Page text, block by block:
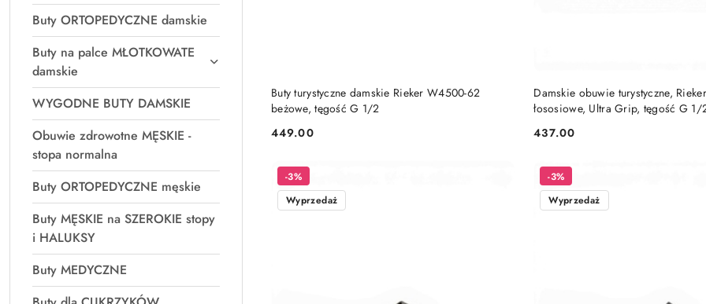
Buty ORTOPEDYCZNE damskie
Buty na palce MŁOTKOWATE
damskie
WYGODNE BUTY DAMSKIE
Obuwie zdrowotne MĘSKIE -
stopa normalna
Buty ORTOPEDYCZNE męskie
Buty MĘSKIE na SZEROKIE stopy
i HALUKSY
Buty MEDYCZNE
Buty turystyczne damskie Rieker W4500-62
beżowe, tęgość G 1/2
Cena:
449.00
DO KOSZYKA
Damskie obuwie turystyczne,
łososiowe, Ultra Grip, tęgość G 1/
Cena:
437.00
DO KOSZYKA
-3%
Wyprzedaż
-3%
Wyprzedaż